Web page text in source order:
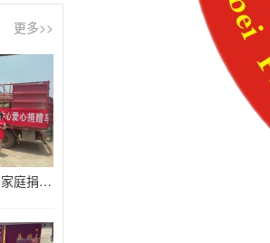
更多>>
阳光慈善为巴东县贫困家庭捐赠80万